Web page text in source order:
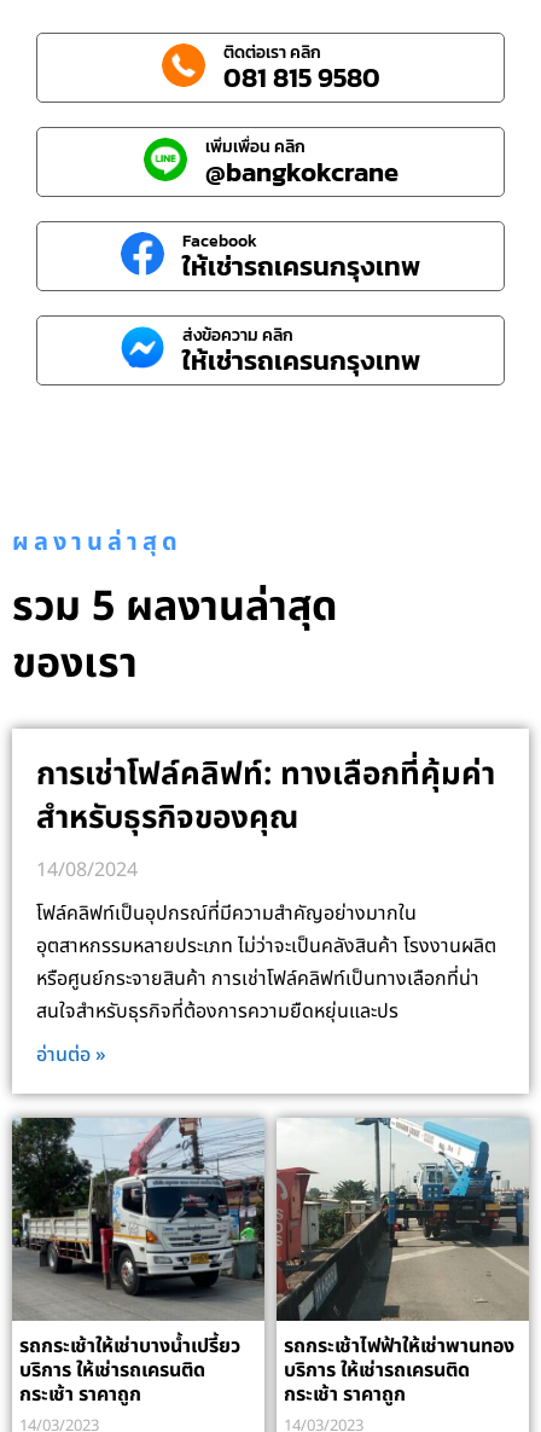
ติดต่อเรา คลิก
081 815 9580
เพิ่มเพื่อน คลิก
@bangkokcrane
Facebook
ให้เช่ารถเครนกรุงเทพ
ส่งข้อความ คลิก
ให้เช่ารถเครนกรุงเทพ
ผลงานล่าสุด
รวม 5 ผลงานล่าสุด
ของเรา
การเช่าโฟล์คลิฟท์: ทางเลือกที่คุ้มค่า
สำหรับธุรกิจของคุณ
14/08/2024
โฟล์คลิฟท์เป็นอุปกรณ์ที่มีความสำคัญอย่างมากใน
อุตสาหกรรมหลายประเภท ไม่ว่าจะเป็นคลังสินค้า โรงงานผลิต
หรือศูนย์กระจายสินค้า การเช่าโฟล์คลิฟท์เป็นทางเลือกที่น่า
สนใจสำหรับธุรกิจที่ต้องการความยืดหยุ่นและปร
อ่านต่อ »
รถกระเช้าให้เช่าบางน้ำเปรี้ยว
บริการ ให้เช่ารถเครนติด
กระเช้า ราคาถูก
14/03/2023
รถกระเช้าไฟฟ้าให้เช่าพานทอง
บริการ ให้เช่ารถเครนติด
กระเช้า ราคาถูก
14/03/2023